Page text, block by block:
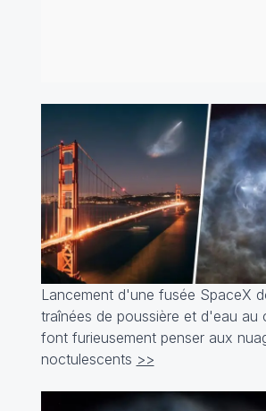
Lancement d'une fusée SpaceX
traînées de poussière et d'eau au
font furieusement penser aux
noctulescents >>